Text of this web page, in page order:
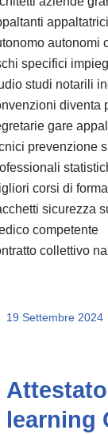
autonomi
specifici
studi notarili
diventa
gare
prevenzione
corsi di
sicurezza
competente
collettivo
19 Settembre 2024
learning